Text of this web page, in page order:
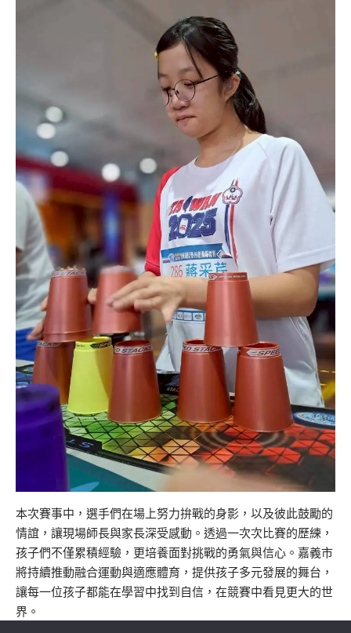
本次賽事中，選手們在場上努力拚戰的身影，以及彼此鼓勵的
情誼，讓現場師長與家長深受感動。透過一次次比賽的歷練，
孩子們不僅累積經驗，更培養面對挑戰的勇氣與信心。嘉義市
將持續推動融合運動與適應體育，提供孩子多元發展的舞台，
讓每一位孩子都能在學習中找到自信，在競賽中看見更大的世
界。